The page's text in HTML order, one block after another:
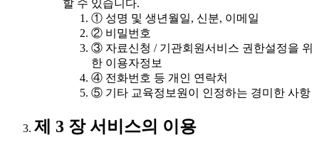
할 수 있습니다.
① 성명 및 생년월일, 신분, 이메일
② 비밀번호
③ 자료신청 / 기관회원서비스 권한설정을 위
한 이용자정보
④ 전화번호 등 개인 연락처
⑤ 기타 교육정보원이 인정하는 경미한 사항
제 3 장 서비스의 이용